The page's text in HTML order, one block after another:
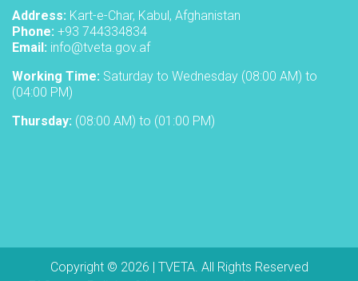
Address: Kart-e-Char, Kabul, Afghanistan
Phone: +93 744334834
Email: info@tveta.gov.af
Working Time: Saturday to Wednesday (08:00 AM) to
(04:00 PM)
Thursday: (08:00 AM) to (01:00 PM)
Copyright © 2026 | TVETA. All Rights Reserved